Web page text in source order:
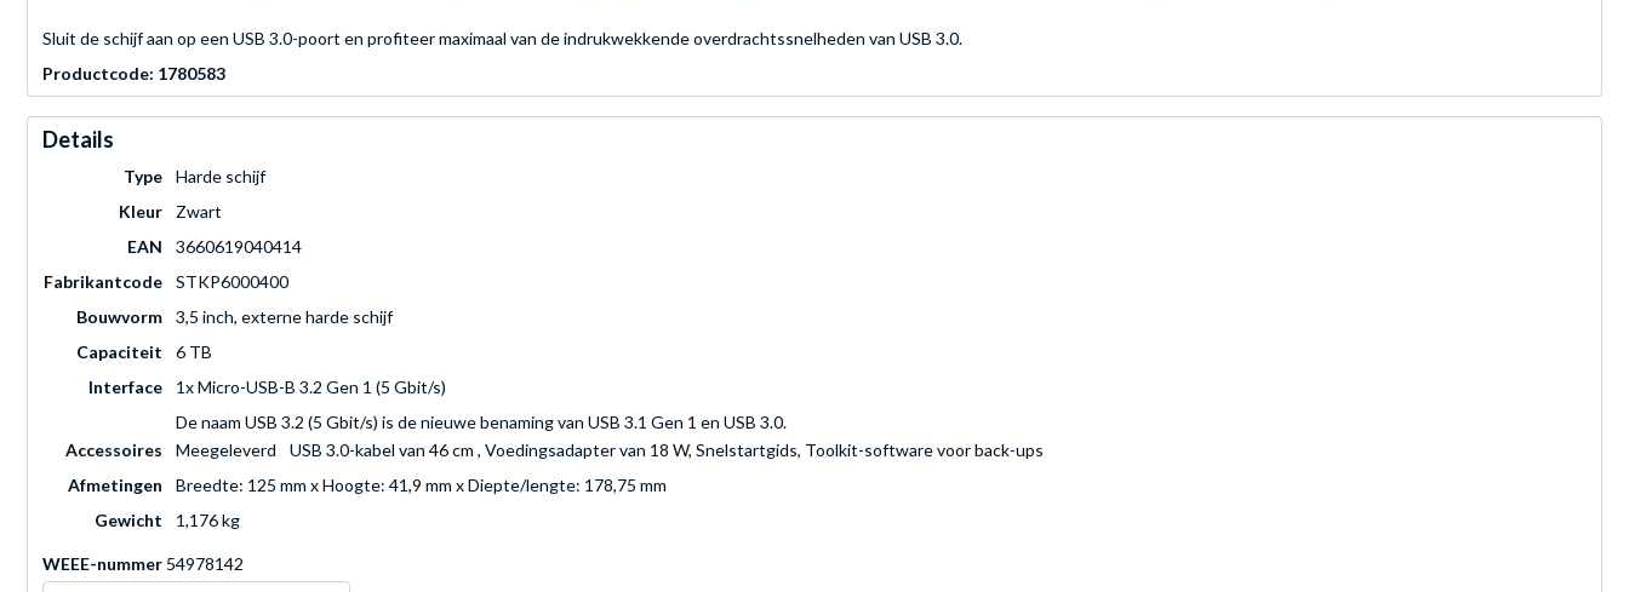
Sluit de schijf aan op een USB 3.0-poort en profiteer maximaal van de indrukwekkende overdrachtssnelheden van USB 3.0.
Productcode: 1780583
Details
Type
Harde schijf
Kleur
Zwart
EAN
3660619040414
Fabrikantcode
STKP6000400
Bouwvorm
3,5 inch, externe harde schijf
Capaciteit
6 TB
Interface
1x Micro-USB-B 3.2 Gen 1 (5 Gbit/s)
De naam USB 3.2 (5 Gbit/s) is de nieuwe benaming van USB 3.1 Gen 1 en USB 3.0.
Accessoires
Meegeleverd
USB 3.0-kabel van 46 cm , Voedingsadapter van 18 W, Snelstartgids, Toolkit-software voor back-ups
Afmetingen
Breedte: 125 mm x Hoogte: 41,9 mm x Diepte/lengte: 178,75 mm
Gewicht
1,176 kg
WEEE-nummer 54978142